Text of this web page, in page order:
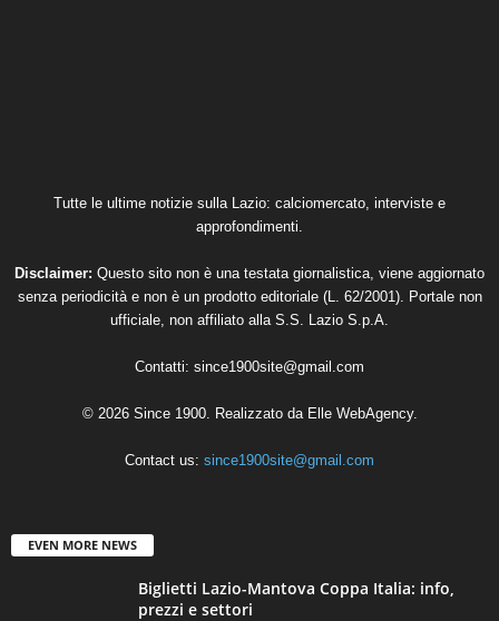
Tutte le ultime notizie sulla Lazio: calciomercato, interviste e
approfondimenti.
Disclaimer: Questo sito non è una testata giornalistica, viene aggiornato
senza periodicità e non è un prodotto editoriale (L. 62/2001). Portale non
ufficiale, non affiliato alla S.S. Lazio S.p.A.
Contatti: since1900site@gmail.com
© 2026 Since 1900. Realizzato da Elle WebAgency.
Contact us: since1900site@gmail.com
EVEN MORE NEWS
Biglietti Lazio-Mantova Coppa Italia: info,
prezzi e settori